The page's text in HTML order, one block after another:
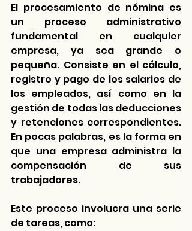
El procesamiento de nómina es
un proceso administrativo
fundamental en cualquier
empresa, ya sea grande o
pequeña. Consiste en el cálculo,
registro y pago de los salarios de
los empleados, así como en la
gestión de todas las deducciones
y retenciones correspondientes.
En pocas palabras, es la forma en
que una empresa administra la
compensación de sus
trabajadores.
Este proceso involucra una serie
de tareas, como: